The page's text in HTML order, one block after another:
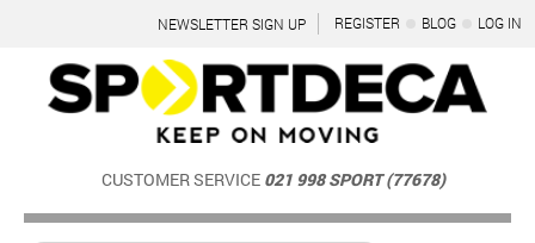
NEWSLETTER SIGN UP REGISTER BLOG LOG IN
CUSTOMER SERVICE 021 998 SPORT (77678)